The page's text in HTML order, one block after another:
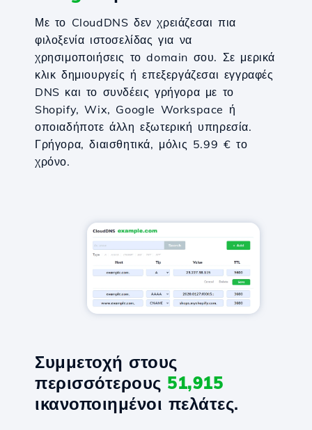
Με το CloudDNS δεν χρειάζεσαι πια
φιλοξενία ιστοσελίδας για να
χρησιμοποιήσεις το domain σου. Σε μερικά
κλικ δημιουργείς ή επεξεργάζεσαι εγγραφές
DNS και το συνδέεις γρήγορα με το
Shopify, Wix, Google Workspace ή
οποιαδήποτε άλλη εξωτερική υπηρεσία.
Γρήγορα, διαισθητικά, μόλις 5.99 € το
χρόνο.
Συμμετοχή στους
περισσότερους 51,915
ικανοποιημένοι πελάτες.